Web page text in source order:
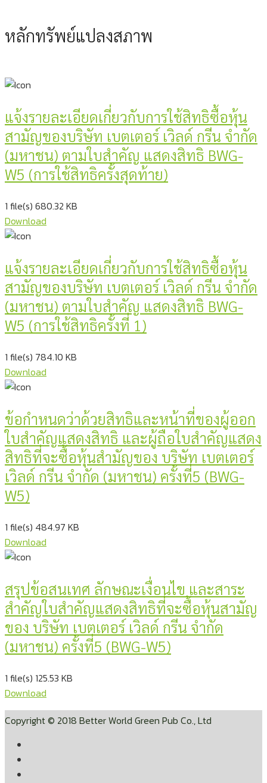
หลักทรัพย์แปลงสภาพ
แจ้งรายละเอียดเกี่ยวกับการใช้สิทธิซื้อหุ้น
สามัญของบริษัท เบตเตอร์ เวิลด์ กรีน จำกัด
(มหาชน) ตามใบสำคัญ แสดงสิทธิ BWG-
W5 (การใช้สิทธิครั้งสุดท้าย)
1 file(s) 680.32 KB
Download
แจ้งรายละเอียดเกี่ยวกับการใช้สิทธิซื้อหุ้น
สามัญของบริษัท เบตเตอร์ เวิลด์ กรีน จำกัด
(มหาชน) ตามใบสำคัญ แสดงสิทธิ BWG-
W5 (การใช้สิทธิครั้งที่ 1)
1 file(s) 784.10 KB
Download
ข้อกำหนดว่าด้วยสิทธิและหน้าที่ของผู้ออก
ใบสำคัญแสดงสิทธิ และผู้ถือใบสำคัญแสดง
สิทธิที่จะซื้อหุ้นสำมัญของ บริษัท เบตเตอร์
เวิลด์ กรีน จำกัด (มหาชน) ครั้งที่5 (BWG-
W5)
1 file(s) 484.97 KB
Download
สรุปข้อสนเทศ ลักษณะเงื่อนไข และสาระ
สำคัญใบสำคัญแสดงสิทธิที่จะซื้อหุ้นสามัญ
ของ บริษัท เบตเตอร์ เวิลด์ กรีน จำกัด
(มหาชน) ครั้งที่5 (BWG-W5)
1 file(s) 125.53 KB
Download
Copyright © 2018 Better World Green Pub Co., Ltd